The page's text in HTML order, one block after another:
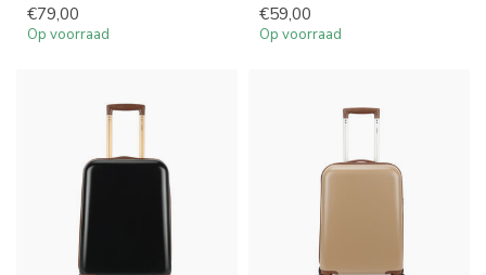
€79,00
Op voorraad
€59,00
Op voorraad